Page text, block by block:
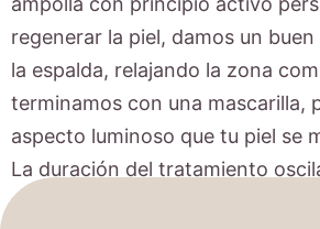
regenerar la piel, damos un
la espalda, relajando la zona
terminamos con una mascarilla,
aspecto luminoso que tu piel se
La duración del tratamiento
y hora y cuarto.